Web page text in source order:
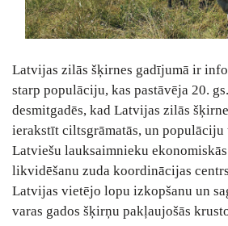
Latvijas zilās šķirnes gadījumā ir
starp populāciju, kas pastāvēja 20.
desmitgadēs, kad Latvijas zilās
ierakstīt ciltsgrāmatās, un populāciju
Latviešu lauksaimnieku
likvidēšanu zuda koordinācijas
Latvijas vietējo lopu izkopšanu un
varas gados šķirņu pakļaujošās